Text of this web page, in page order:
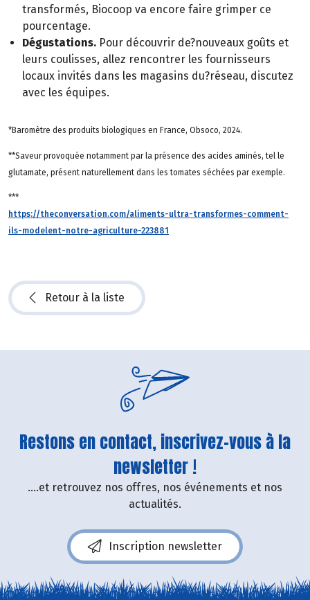
transformés, Biocoop va encore faire grimper ce
pourcentage.
Dégustations. Pour découvrir de?nouveaux goûts et
leurs coulisses, allez rencontrer les fournisseurs
locaux invités dans les magasins du?réseau, discutez
avec les équipes.
*Baromètre des produits biologiques en France, Obsoco, 2024.
**Saveur provoquée notamment par la présence des acides aminés, tel le
glutamate, présent naturellement dans les tomates séchées par exemple.
***
https://theconversation.com/aliments-ultra-transformes-comment-
ils-modelent-notre-agriculture-223881
Retour à la liste
Restons en contact, inscrivez-vous à la
newsletter !
....et retrouvez nos offres, nos événements et nos
actualités.
Inscription newsletter